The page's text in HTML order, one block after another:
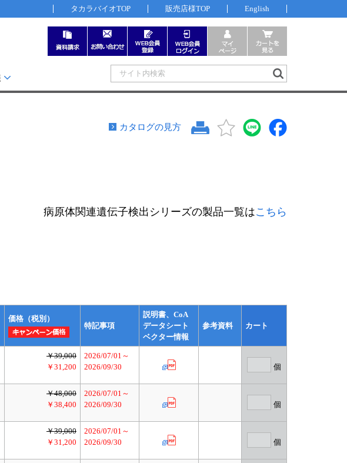
タカラバイオTOP 販売店様TOP English
カタログの見方
病原体関連遺伝子検出シリーズの製品一覧はこちら
価格（税別）
特記事項
説明書、CoA
データシート
ベクター情報
参考資料
カート
￥39,000
￥31,200
2026/07/01～
2026/09/30
個
￥48,000
￥38,400
2026/07/01～
2026/09/30
個
￥39,000
￥31,200
2026/07/01～
2026/09/30
個